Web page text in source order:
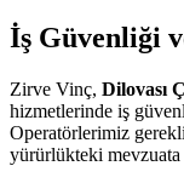
İş Güvenliği
Zirve Vinç, Dilovası
hizmetlerinde iş
Operatörlerimiz
yürürlükteki